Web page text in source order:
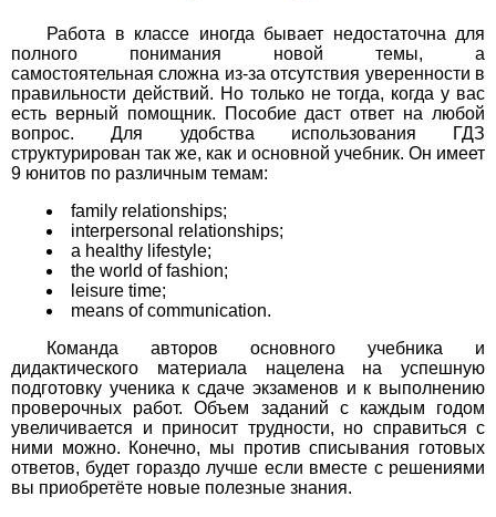
Работа в классе иногда бывает недостаточна для
полного понимания новой темы, а
самостоятельная сложна из-за отсутствия уверенности в
правильности действий. Но только не тогда, когда у вас
есть верный помощник. Пособие даст ответ на любой
вопрос. Для удобства использования ГДЗ
структурирован так же, как и основной учебник. Он имеет
9 юнитов по различным темам:
family relationships;
interpersonal relationships;
a healthy lifestyle;
the world of fashion;
leisure time;
means of communication.
Команда авторов основного учебника и
дидактического материала нацелена на успешную
подготовку ученика к сдаче экзаменов и к выполнению
проверочных работ. Объем заданий с каждым годом
увеличивается и приносит трудности, но справиться с
ними можно. Конечно, мы против списывания готовых
ответов, будет гораздо лучше если вместе с решениями
вы приобретёте новые полезные знания.